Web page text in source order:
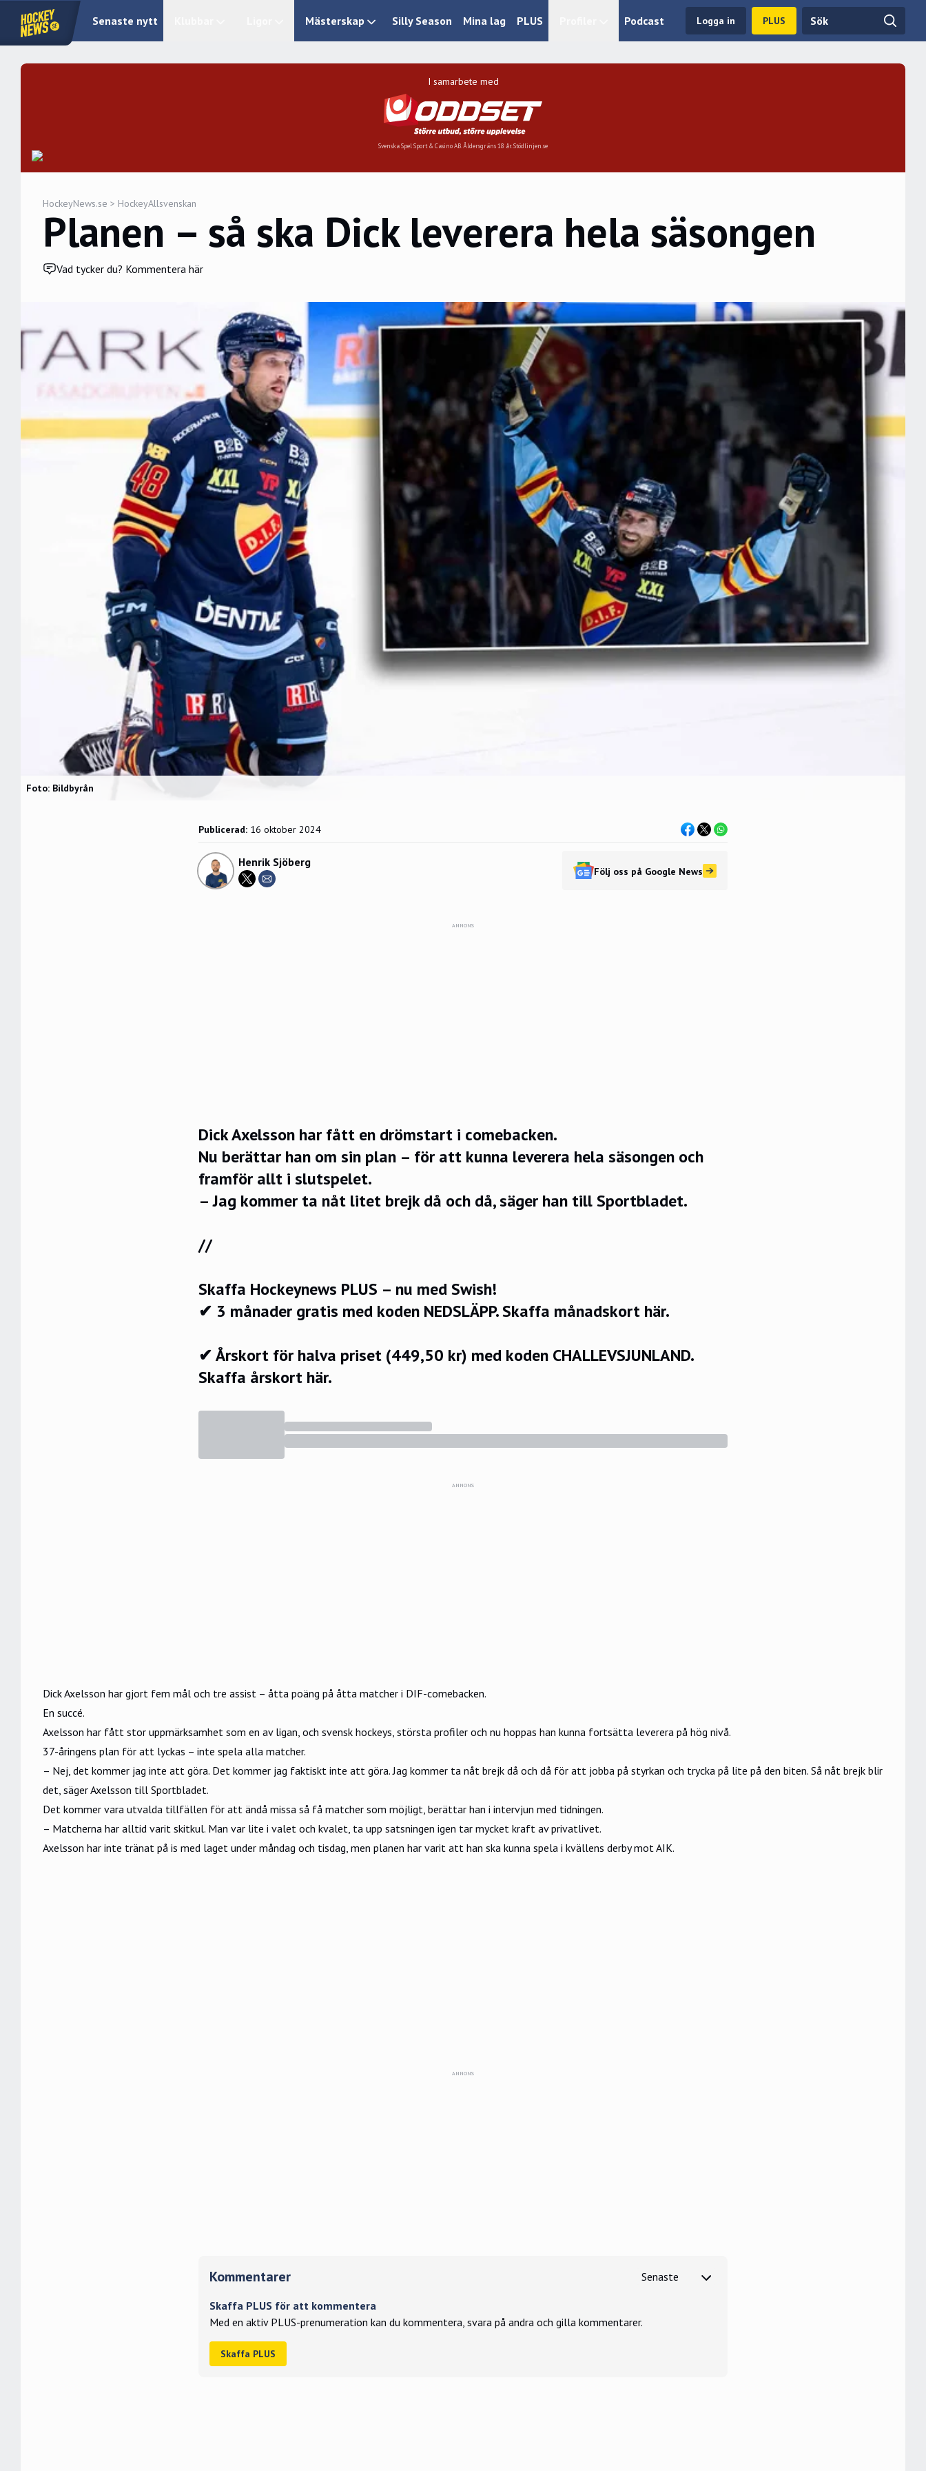
Senaste nytt Mästerskap Silly Season Mina lag PLUS Podcast Logga in PLUS
I samarbete med
Svenska Spel Sport & Casino AB. Åldersgräns 18 år. Stödlinjen.se
HockeyNews.se > HockeyAllsvenskan
Planen – så ska Dick leverera hela säsongen
Vad tycker du? Kommentera här
Foto: Bildbyrån
Publicerad: 16 oktober 2024
Henrik Sjöberg
Följ oss på Google News
ANNONS
Dick Axelsson har fått en drömstart i comebacken.
Nu berättar han om sin plan – för att kunna leverera hela säsongen och
framför allt i slutspelet.
– Jag kommer ta nåt litet brejk då och då, säger han tillSportbladet.
//
Skaffa Hockeynews PLUS – nu med Swish!
✔ 3 månader gratis med koden NEDSLÄPP.Skaffa månadskort här.
✔ Årskort för halva priset (449,50 kr) med koden CHALLEVSJUNLAND.
Skaffa årskort här.
ANNONS
Dick Axelsson har gjort fem mål och tre assist – åtta poäng på åtta matcher i DIF-comebacken.
En succé.
Axelsson har fått stor uppmärksamhet som en av ligan, och svensk hockeys, största profiler och nu hoppas han kunna fortsätta leverera på hög nivå.
37-åringens plan för att lyckas – inte spela alla matcher.
– Nej, det kommer jag inte att göra. Det kommer jag faktiskt inte att göra. Jag kommer ta nåt brejk då och då för att jobba på styrkan och trycka på lite på den biten. Så nåt brejk blir
det, säger Axelsson till Sportbladet.
Det kommer vara utvalda tillfällen för att ändå missa så få matcher som möjligt, berättar han i intervjun med tidningen.
– Matcherna har alltid varit skitkul. Man var lite i valet och kvalet, ta upp satsningen igen tar mycket kraft av privatlivet.
Axelsson har inte tränat på is med laget under måndag och tisdag, men planen har varit att han ska kunna spela i kvällens derby mot AIK.
Kommentarer
Skaffa PLUS för att kommentera
Med en aktiv PLUS-prenumeration kan du kommentera, svara på andra och gilla kommentarer.
Skaffa PLUS